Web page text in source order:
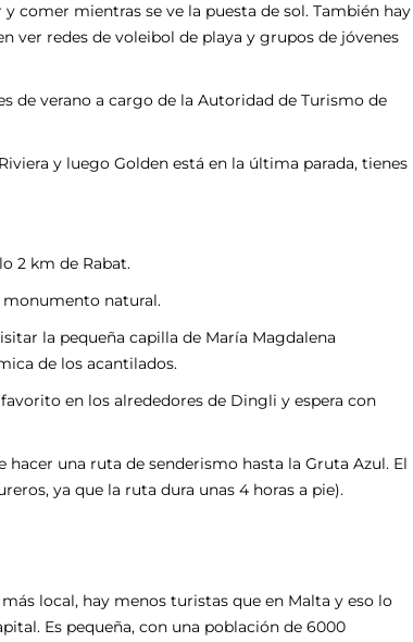
comer mientras se ve la puesta de sol. También hay
ver redes de voleibol de playa y grupos de jóvenes
de verano a cargo de la Autoridad de Turismo de
y luego Golden está en la última parada, tienes
2 km de Rabat.
monumento natural.
la pequeña capilla de María Magdalena
de los acantilados.
en los alrededores de Dingli y espera con
una ruta de senderismo hasta la Gruta Azul. El
ya que la ruta dura unas 4 horas a pie).
local, hay menos turistas que en Malta y eso lo
Es pequeña, con una población de 6000